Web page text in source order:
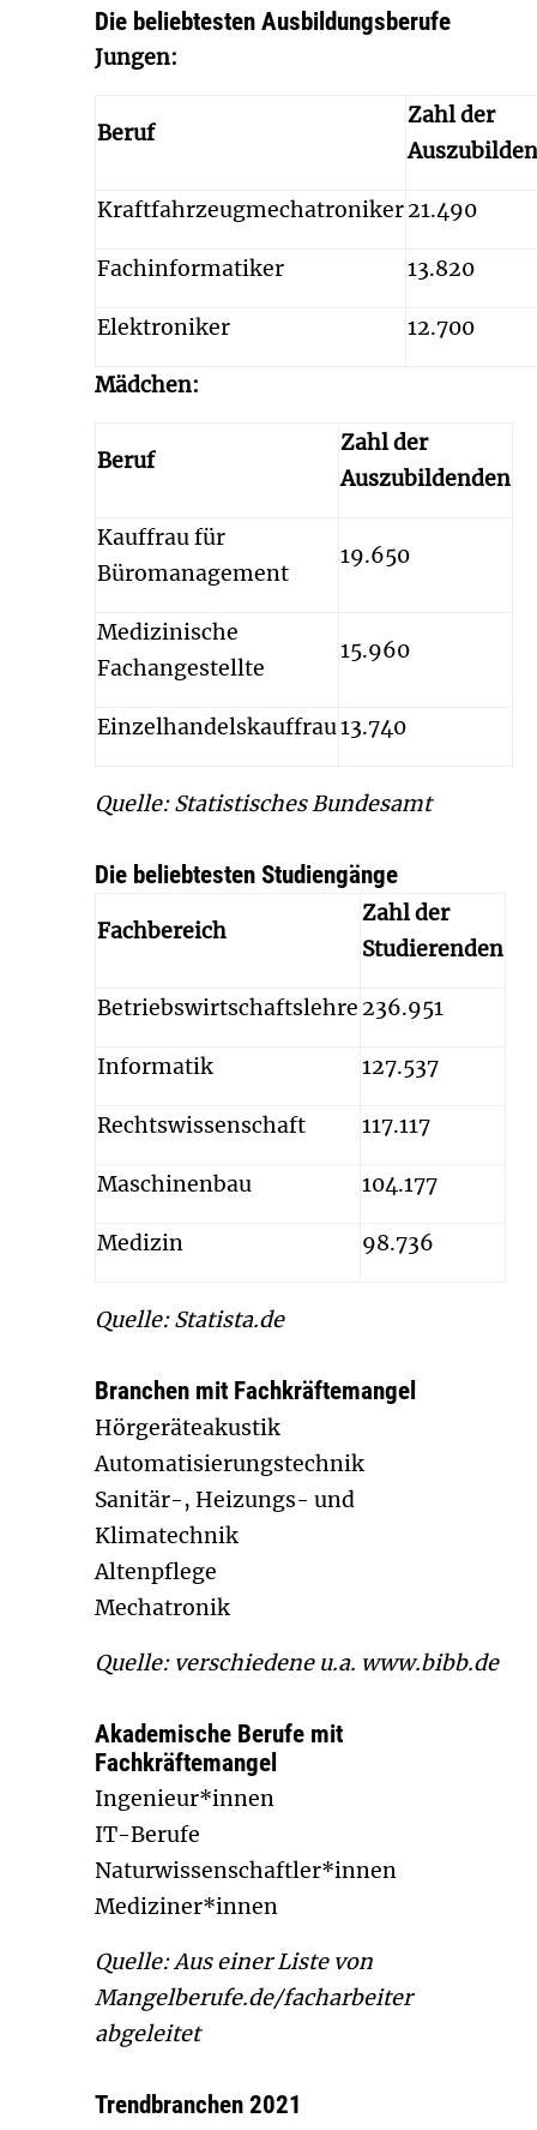
Die beliebtesten Ausbildungsberufe
Jungen:
Beruf
Zahl der
Kraftfahrzeugmechatroniker21.490
Fachinformatiker 13.820
Elektroniker 12.700
Mädchen:
Beruf
Zahl der
Auszubildenden
Kauffrau für
Büromanagement
19.650
Medizinische
Fachangestellte
15.960
Einzelhandelskauffrau13.740
Quelle: Statistisches Bundesamt
Die beliebtesten Studiengänge
Fachbereich
Zahl der
Studierenden
Betriebswirtschaftslehre 236.951
Informatik 127.537
Rechtswissenschaft 117.117
Maschinenbau 104.177
Medizin 98.736
Quelle: Statista.de
Branchen mit Fachkräftemangel
Hörgeräteakustik
Automatisierungstechnik
Sanitär-, Heizungs- und
Klimatechnik
Altenpflege
Mechatronik
Quelle: verschiedene u.a. www.bibb.de
Akademische Berufe mit
Fachkräftemangel
Ingenieur*innen
IT-Berufe
Naturwissenschaftler*innen
Mediziner*innen
Quelle: Aus einer Liste von
Mangelberufe.de/facharbeiter
abgeleitet
Trendbranchen 2021